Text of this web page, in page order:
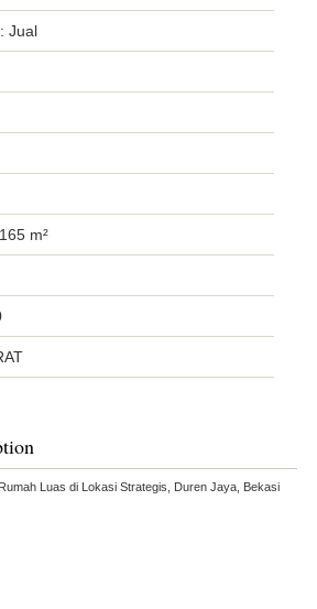
Jual
m²
Luas di Lokasi Strategis, Duren Jaya, Bekasi